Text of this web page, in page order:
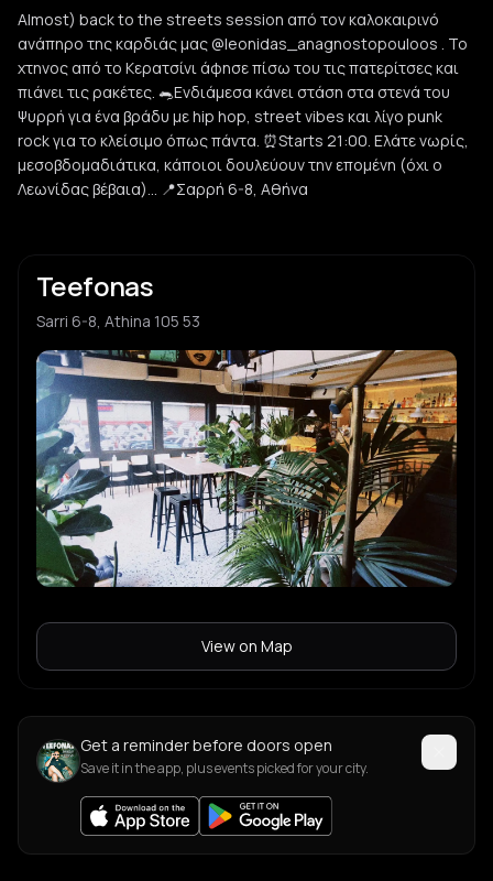
Almost) back to the streets session από τον καλοκαιρινό
ανάπηρο της καρδιάς μας @leonidas_anagnostopouloos . Το
χτηνος από το Κερατσίνι άφησε πίσω του τις πατερίτσες και
πιάνει τις ρακέτες. 🐀Ενδιάμεσα κάνει στάση στα στενά του
Ψυρρή για ένα βράδυ με hip hop, street vibes και λίγο punk
rock για το κλείσιμο όπως πάντα. ⏰Starts 21:00. Ελάτε νωρίς,
μεσοβδομαδιάτικα, κάποιοι δουλεύουν την επομένη (όχι ο
Λεωνίδας βέβαια)... 📍Σαρρή 6-8, Αθήνα
Teefonas
Sarri 6-8, Athina 105 53
View on Map
Get a reminder before doors open
Save it in the app, plus events picked for your city.